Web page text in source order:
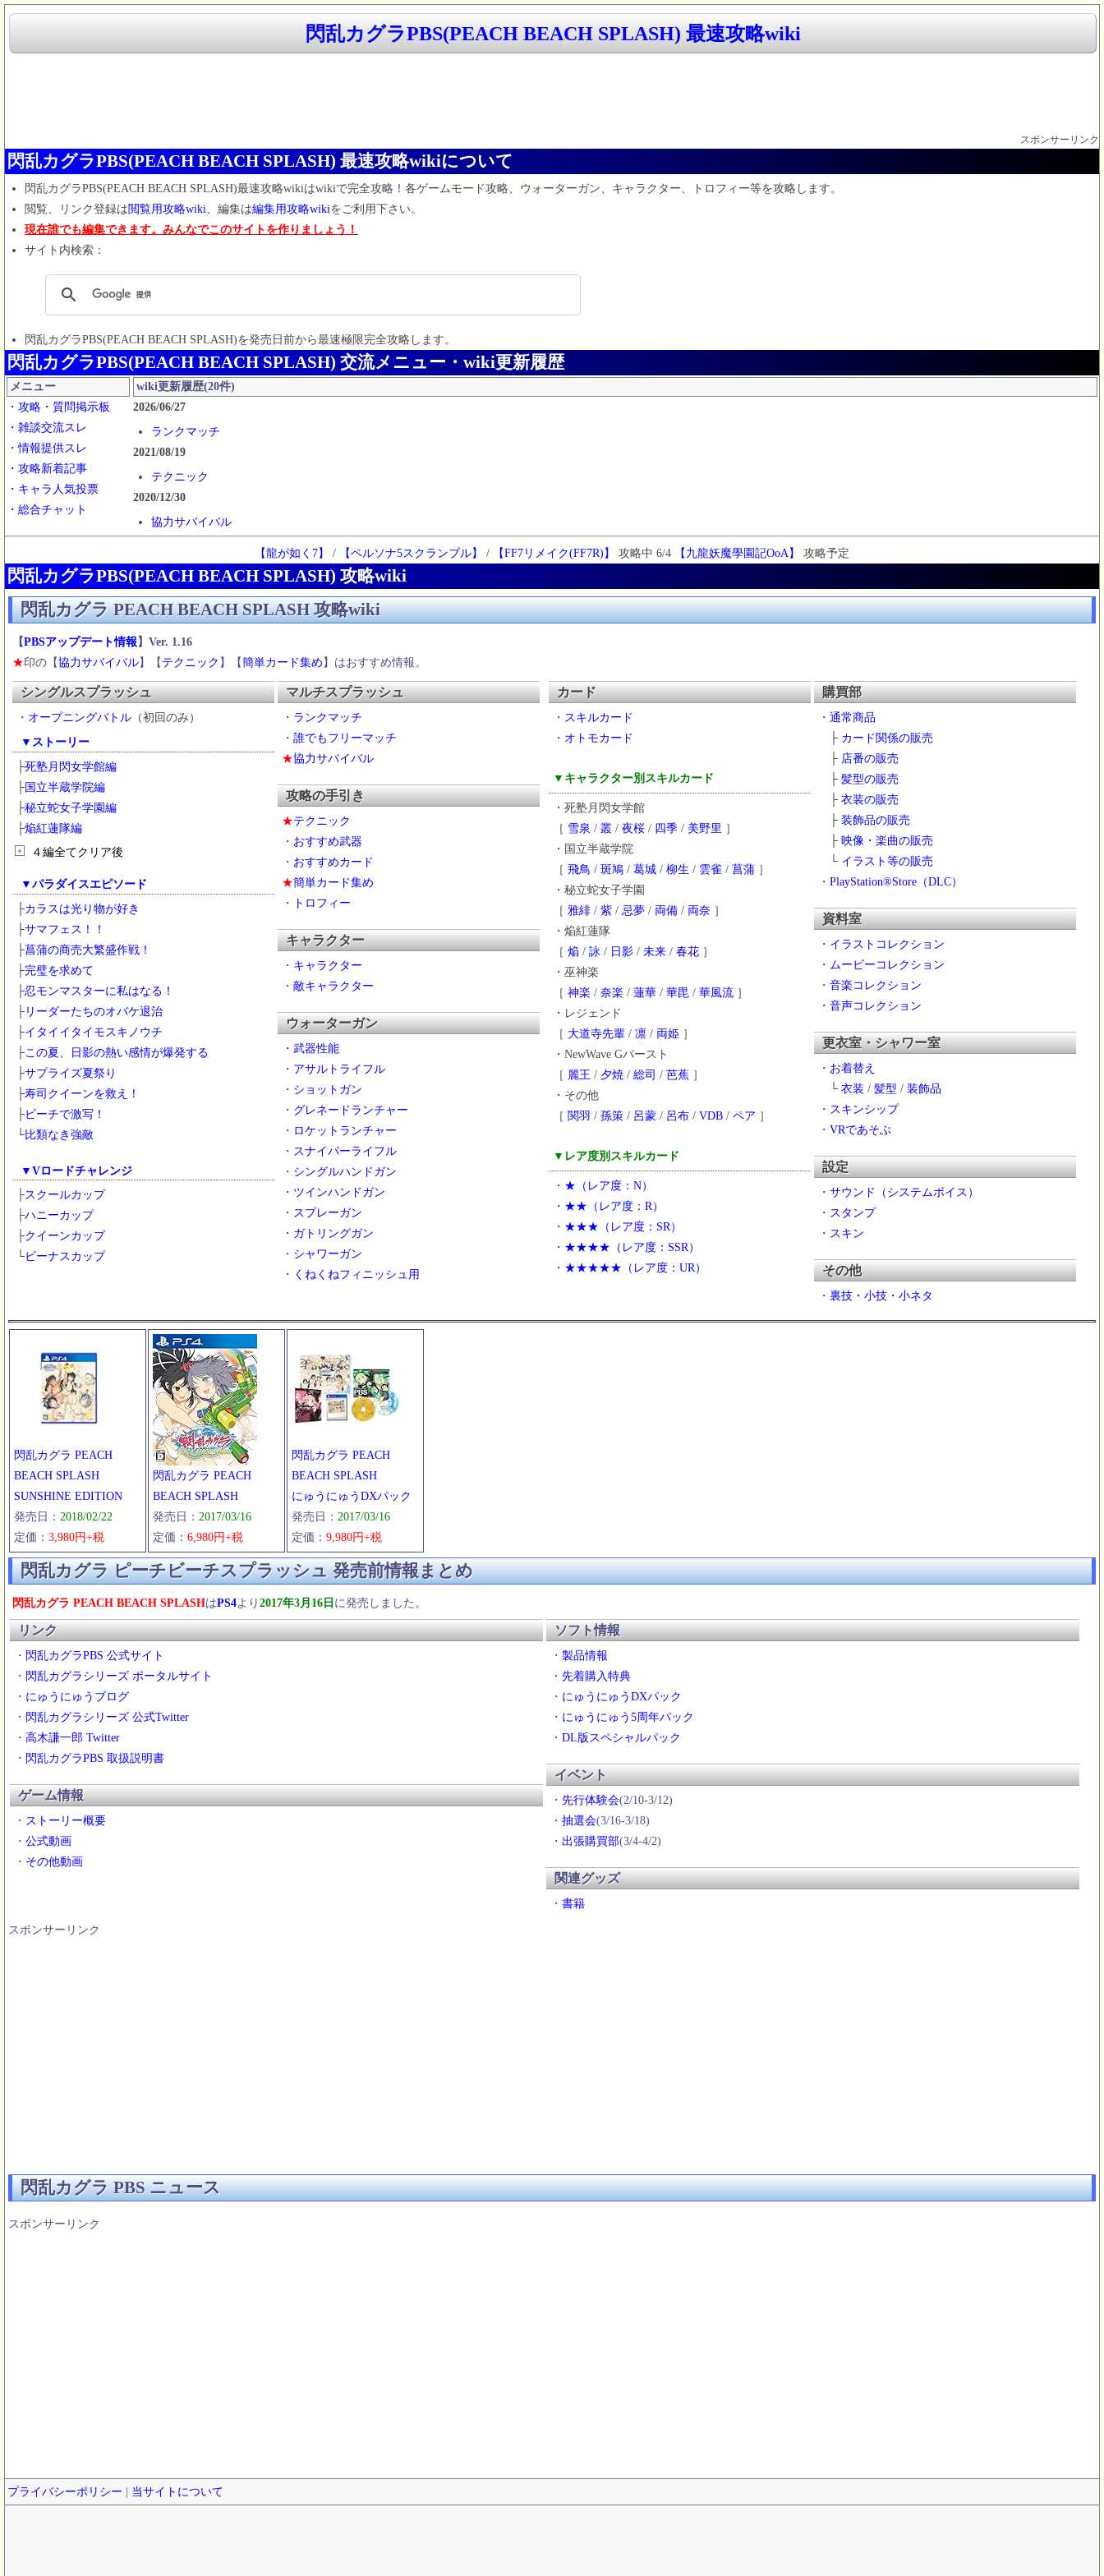
閃乱カグラPBS(PEACH BEACH SPLASH) 最速攻略wiki
スポンサーリンク
閃乱カグラPBS(PEACH BEACH SPLASH) 最速攻略wikiについて
閃乱カグラPBS(PEACH BEACH SPLASH)最速攻略wikiはwikiで完全攻略！ 各ゲームモード攻略、ウォーターガン、キャラクター、トロフィー等を攻略します。
閲覧、リンク登録は閲覧用攻略wiki、編集は編集用攻略wikiをご利用下さい。
現在誰でも編集できます。みんなでこのサイトを作りましょう！
サイト内検索：
閃乱カグラPBS(PEACH BEACH SPLASH)を発売日前から最速極限完全攻略します。
閃乱カグラPBS(PEACH BEACH SPLASH) 交流メニュー・wiki更新履歴
メニュー
・攻略・質問掲示板
・雑談交流スレ
・情報提供スレ
・攻略新着記事
・キャラ人気投票
・総合チャット
wiki更新履歴(20件)
2026/06/27
ランクマッチ
2021/08/19
テクニック
2020/12/30
協力サバイバル
製品情報
書籍
にゅうにゅうDXパック
2020/11/07
呂蒙（りょもう）
呂蒙
連続空中浮遊
【龍が如く7】 / 【ペルソナ5スクランブル】 / 【FF7リメイク(FF7R)】 攻略中 6/4 【九龍妖魔學園記OoA】 攻略予定
閃乱カグラPBS(PEACH BEACH SPLASH) 攻略wiki
閃乱カグラ PEACH BEACH SPLASH 攻略wiki
【PBSアップデート情報 】Ver. 1.16
★印の【協力サバイバル】【 テクニック 】【簡単カード集め 】はおすすめ情報。
シングルスプラッシュ
・ オープニングバトル （初回のみ）
▼ ストーリー
├死塾月閃女学館編
├ 国立半蔵学院編
├秘立蛇女子学園編
├焔紅蓮隊編
＋ ４編全てクリア後
▼パラダイスエピソード
├カラスは光り物が好き
├サマフェス！！
├菖蒲の商売大繁盛作戦！
├完璧を求めて
├忍モンマスターに私はなる！
├ リーダーたちのオバケ退治
├イタイイタイモスキノウチ
├この夏、日影の熱い感情が爆発する
├サプライズ夏祭り
├寿司クイーンを救え！
├ビーチで激写！
└比類なき強敵
▼Vロードチャレンジ
├スクールカップ
├ハニーカップ
├クイーンカップ
└ビーナスカップ
マルチスプラッシュ
・ ランクマッチ
・誰でもフリーマッチ
★協力サバイバル
攻略の手引き
★テクニック
・ おすすめ武器
・ おすすめカード
★簡単カード集め
・
トロフィー
キャラクター
・ キャラクター
・敵キャラクター
ウォーターガン
・武器性能
・ アサルトライフル
・ ショットガン
・ グレネードランチャー
・ ロケットランチャー
・ スナイパーライフル
・ シングルハンドガン
・ ツインハンドガン
・ スプレーガン
・ ガトリングガン
・ シャワーガン
・ くねくねフィニッシュ用
カード
・ スキルカード
・ オトモカード
▼キャラクター別スキルカード
・死塾月閃女学館
［ 雪泉 /叢 /夜桜 / 四季 / 美野里 ］
・国立半蔵学院
［飛鳥 /斑鳩 /葛城 /柳生 / 雲雀 /菖蒲 ］
・秘立蛇女子学園
［雅緋 /紫 /忌夢 / 両備 / 両奈 ］
・焔紅蓮隊
［焔 /詠 / 日影 /未来 /春花 ］
・巫神楽
［神楽 /奈楽 /蓮華 /華毘 /華風流 ］
・レジェンド
［ 大道寺先輩 /凛 / 両姫 ］
・NewWave Gバースト
［ 麗王 / 夕焼 /総司 /芭蕉 ］
・その他
［ 関羽 /孫策 / 呂蒙 / 呂布 /VDB /ペア ］
▼レア度別スキルカード
・ ★（レア度：N）
・ ★★（レア度：R）
・ ★★★（レア度：SR）
・ ★★★★（レア度：SSR）
・ ★★★★★（レア度：UR）
購買部
・通常商品
├ カード関係の販売
├ 店番の販売
├髪型の販売
├衣装の販売
├装飾品の販売
├映像・楽曲の販売
└ イラスト等の販売
・PlayStation®Store（DLC）
資料室
・ イラストコレクション
・ ムービーコレクション
・音楽コレクション
・音声コレクション
更衣室・シャワー室
・ お着替え
└衣装 /髪型 /装飾品
・ スキンシップ
・VRであそぶ
設定
・サウンド（システムボイス）
・ スタンプ
・ スキン
その他
・裏技・小技・小ネタ
閃乱カグラ PEACH
BEACH SPLASH
SUNSHINE EDITION
発売日： 2018/02/22
定価： 3,980円+税
閃乱カグラ PEACH
BEACH SPLASH
発売日： 2017/03/16
定価： 6,980円+税
閃乱カグラ PEACH
BEACH SPLASH
にゅうにゅうDXパック
発売日： 2017/03/16
定価： 9,980円+税
閃乱カグラ ピーチビーチスプラッシュ 発売前情報まとめ
閃乱カグラ PEACH BEACH SPLASHはPS4より 2017年3月16日 に発売しました。
リンク
・ 閃乱カグラPBS 公式サイト
・ 閃乱カグラシリーズ ポータルサイト
・ にゅうにゅうブログ
・ 閃乱カグラシリーズ 公式Twitter
・ 高木謙一郎 Twitter
・ 閃乱カグラPBS 取扱説明書
ゲーム情報
・ ストーリー概要
・ 公式動画
・ その他動画
ソフト情報
・ 製品情報
・ 先着購入特典
・ にゅうにゅうDXパック
・ にゅうにゅう5周年パック
・ DL版スペシャルパック
イベント
・ 先行体験会(2/10-3/12)
・ 抽選会(3/16-3/18)
・ 出張購買部(3/4-4/2)
関連グッズ
・ 書籍
スポンサーリンク
閃乱カグラ PBS ニュース
スポンサーリンク
プライバシーポリシー 当サイトについて